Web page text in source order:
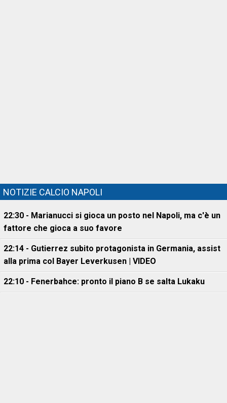
NOTIZIE CALCIO NAPOLI
22:30 - Marianucci si gioca un posto nel Napoli, ma c'è un
fattore che gioca a suo favore
22:14 - Gutierrez subito protagonista in Germania, assist
alla prima col Bayer Leverkusen | VIDEO
22:10 - Fenerbahce: pronto il piano B se salta Lukaku